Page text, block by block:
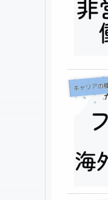
キャリアの